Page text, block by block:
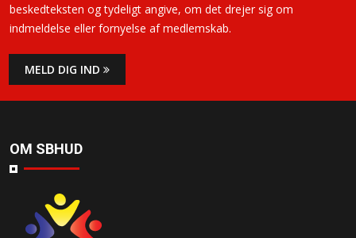
beskedteksten og tydeligt angive, om det drejer sig om
indmeldelse eller fornyelse af medlemskab.
MELD DIG IND
OM SBHUD